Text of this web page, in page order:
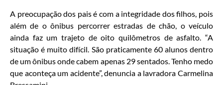
A preocupação dos pais é com a integridade dos filhos, pois
além de o ônibus percorrer estradas de chão, o veículo
ainda faz um trajeto de oito quilômetros de asfalto. “A
situação é muito difícil. São praticamente 60 alunos dentro
de um ônibus onde cabem apenas 29 sentados. Tenho medo
que aconteça um acidente”, denuncia a lavradora Carmelina